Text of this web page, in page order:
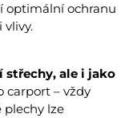
optimální ochranu
střechy, ale i jako
carport – vždy
plechy lze